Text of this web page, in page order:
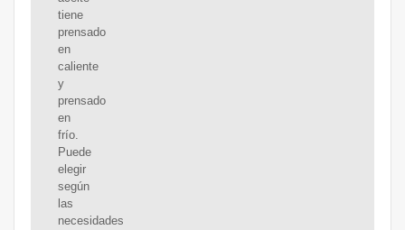
tiene
prensado
en
caliente
y
prensado
en
frío.
Puede
elegir
según
las
necesidades